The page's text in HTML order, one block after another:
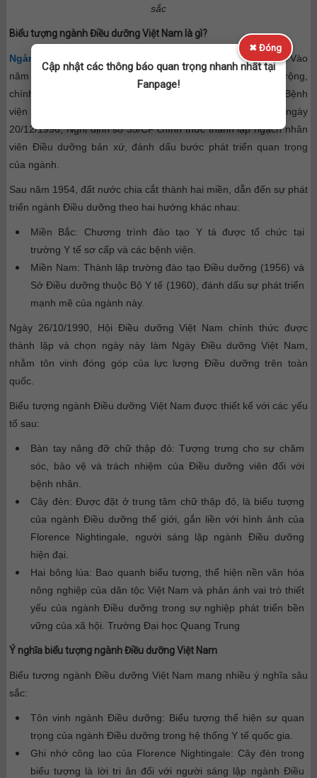
sắc
Biểu tượng ngành Điều dưỡng Việt Nam là gì?
Ngành Điều dưỡng
tại Việt Nam có lịch sử phát triển lâu dài. Vào
năm 1901, trong bối cảnh dịch bệnh phong và tâm thần lan rộng,
chính quyền thực dân Pháp đã mở lớp đào tạo Y tá nam tại Bệnh
viện Chợ Quán để đáp ứng nhu cầu chăm sóc Y tế. Đến ngày
20/12/1996, Nghị định số 35/CP chính thức thành lập ngạch nhân
viên Điều dưỡng bản xứ, đánh dấu bước phát triển quan trọng
của ngành.
Sau năm 1954, đất nước chia cắt thành hai miền, dẫn đến sự phát
triển ngành Điều dưỡng theo hai hướng khác nhau:
Miền Bắc: Chương trình đào tạo Y tá được tổ chức tại
trường Y tế sơ cấp và các bệnh viện.
Miền Nam: Thành lập trường đào tạo Điều dưỡng (1956) và
Sở Điều dưỡng thuộc Bộ Y tế (1960), đánh dấu sự phát triển
mạnh mẽ của ngành này.
Ngày 26/10/1990, Hội Điều dưỡng Việt Nam chính thức được
thành lập và chọn ngày này làm Ngày Điều dưỡng Việt Nam,
nhằm tôn vinh đóng góp của lực lượng Điều dưỡng trên toàn
quốc.
Biểu tượng ngành Điều dưỡng Việt Nam được thiết kế với các yếu
tố sau:
Bàn tay nâng đỡ chữ thập đỏ: Tượng trưng cho sự chăm
sóc, bảo vệ và trách nhiệm của Điều dưỡng viên đối với
bệnh nhân.
Cây đèn: Được đặt ở trung tâm chữ thập đỏ, là biểu tượng
của ngành Điều dưỡng thế giới, gắn liền với hình ảnh của
Florence Nightingale, người sáng lập ngành Điều dưỡng
hiện đại.
Hai bông lúa: Bao quanh biểu tượng, thể hiện nền văn hóa
nông nghiệp của dân tộc Việt Nam và phản ánh vai trò thiết
yếu của ngành Điều dưỡng trong sự nghiệp phát triển bền
vững của xã hội. Trường Đại học Quang Trung
Ý nghĩa biểu tượng ngành Điều dưỡng Việt Nam
Biểu tượng ngành Điều dưỡng Việt Nam mang nhiều ý nghĩa sâu
sắc:
Tôn vinh ngành Điều dưỡng: Biểu tượng thể hiện sự quan
trọng của ngành Điều dưỡng trong hệ thống Y tế quốc gia.
Ghi nhớ công lao của Florence Nightingale: Cây đèn trong
biểu tượng là lời tri ân đối với người sáng lập ngành Điều
✖ Đóng
Cập nhật các thông báo quan trọng nhanh nhất tại
Fanpage!